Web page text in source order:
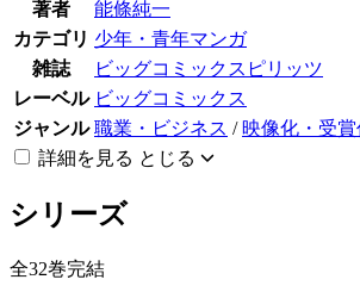
著者
能條純一
カテゴリ 少年・青年マンガ
雑誌
ビッグコミックスピリッツ
レーベル ビッグコミックス
ジャンル 職業・ビジネス / 映像化・受賞
詳細を見る とじる
シリーズ
全32巻完結